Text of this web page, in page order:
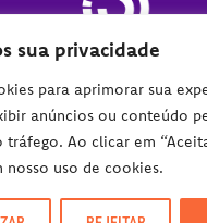
sua privacidade
para aprimorar sua
anúncios ou conteúdo
tráfego. Ao clicar em
nosso uso de cookies.